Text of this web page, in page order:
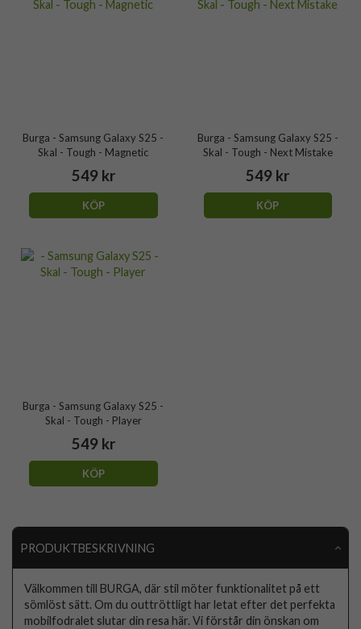
Burga - Samsung Galaxy S25 -
Skal - Tough - Magnetic
549 kr
KÖP
Burga - Samsung Galaxy S25 -
Skal - Tough - Next Mistake
549 kr
KÖP
Burga - Samsung Galaxy S25 -
Skal - Tough - Player
549 kr
KÖP
PRODUKTBESKRIVNING
Välkommen till BURGA, där stil möter funktionalitet på ett
sömlöst sätt. Om du outtröttligt har letat efter det perfekta
mobilfodralet slutar din resa här. Vi förstår din önskan om